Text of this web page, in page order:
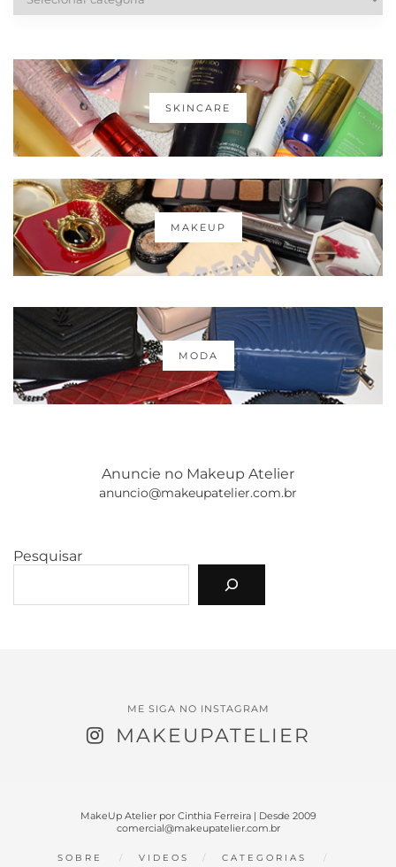
SKINCARE
MAKEUP
MODA
Anuncie no Makeup Atelier
anuncio@makeupatelier.com.br
Pesquisar
ME SIGA NO INSTAGRAM
MAKEUPATELIER
MakeUp Atelier por Cinthia Ferreira | Desde 2009
comercial@makeupatelier.com.br
SOBRE VIDEOS CATEGORIAS